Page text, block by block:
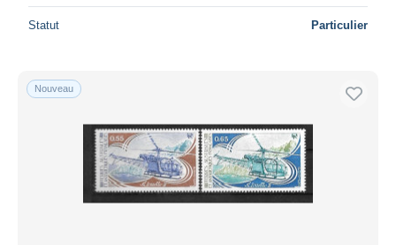
Statut Particulier
Nouveau